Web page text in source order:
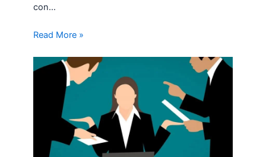
con…
Read More »